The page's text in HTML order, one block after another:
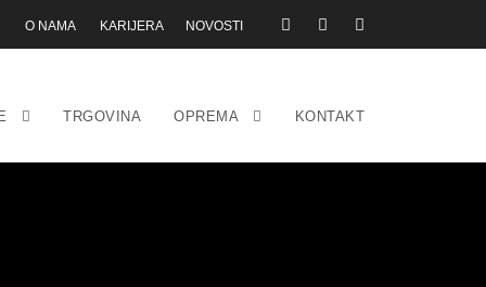
O NAMA KARIJERA NOVOSTI
TRGOVINA OPREMA KONTAKT